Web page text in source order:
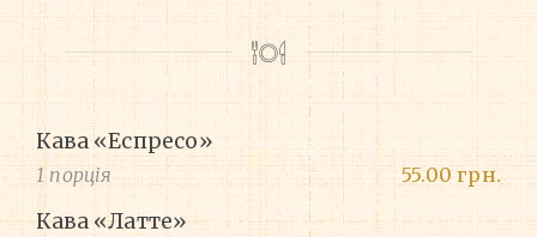
Кава «Еспресо»
1 порція 55.00 грн.
Кава «Латте»